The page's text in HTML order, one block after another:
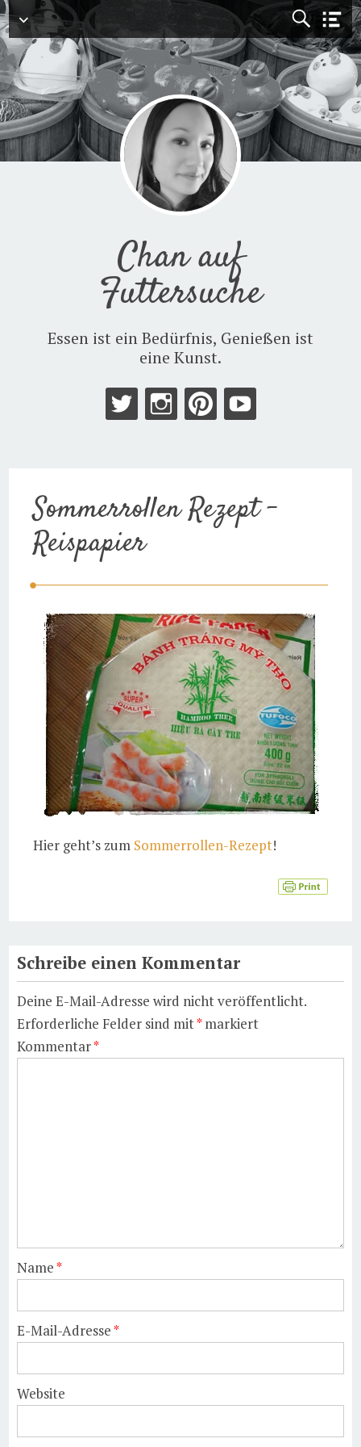
Menü
Chan auf
Futtersuche
Essen ist ein Bedürfnis, Genießen ist
eine Kunst.
Sommerrollen Rezept –
Reispapier
Hier geht’s zum Sommerrollen-Rezept!
Schreibe einen Kommentar
Deine E-Mail-Adresse wird nicht veröffentlicht.
Erforderliche Felder sind mit*markiert
Kommentar*
Name*
E-Mail-Adresse*
Website